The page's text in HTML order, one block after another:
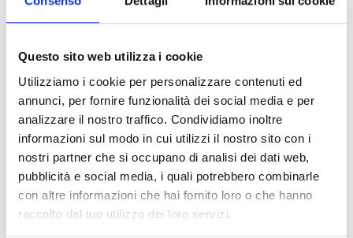
Questo sito web utilizza i cookie
Utilizziamo i cookie per personalizzare contenuti ed
annunci, per fornire funzionalità dei social media e per
analizzare il nostro traffico. Condividiamo inoltre
informazioni sul modo in cui utilizzi il nostro sito con i
nostri partner che si occupano di analisi dei dati web,
pubblicità e social media, i quali potrebbero combinarle
con altre informazioni che hai fornito loro o che hanno
raccolto dal tuo utilizzo dei loro servizi.
Descrizione
Progetto esecutivo e direzione lavori degli impianti elettrici,
elettronici e di illuminazione a servizio della sala riunioni